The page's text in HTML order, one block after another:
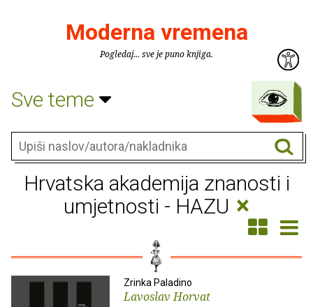
Moderna vremena
Pogledaj... sve je puno knjiga.
Sve teme
Hrvatska akademija znanosti i
umjetnosti - HAZU ×
Zrinka Paladino
Lavoslav Horvat